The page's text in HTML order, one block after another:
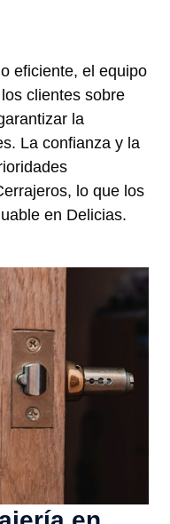
eficiente, el equipo
clientes sobre
la
La confianza y la
lo que los
en Delicias.